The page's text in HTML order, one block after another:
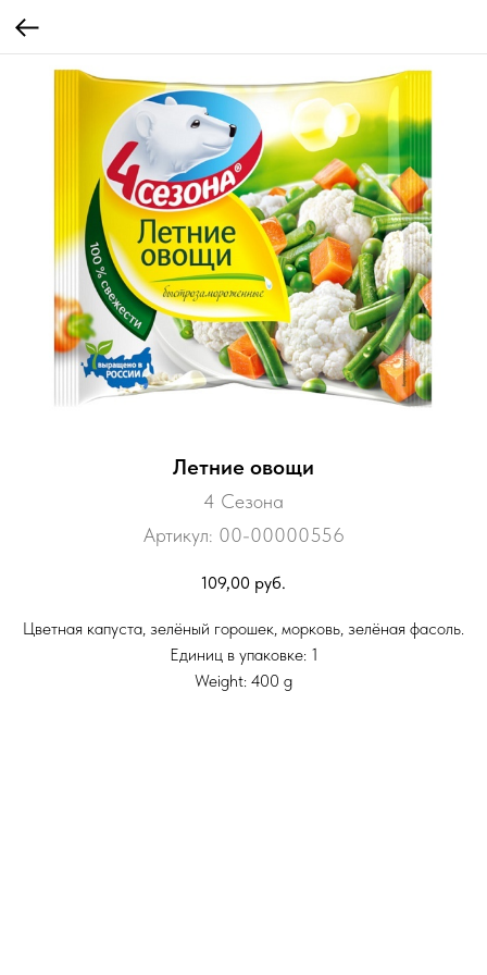
Летние овощи
4 Сезона
Артикул: 00-00000556
109,00 руб.
Цветная капуста, зелёный горошек, морковь, зелёная фасоль.
Единиц в упаковке: 1
Weight: 400 g